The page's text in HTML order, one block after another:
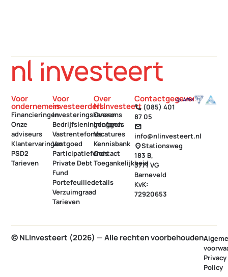
Voor
ondernemers
Financieringen
Onze
adviseurs
Klantervaringen
PSD2
Tarieven
Voor
investeerders
Investeringskansen
Bedrijfsleningenfonds
Vastrentefonds
Vastgoed
Participatiefonds
Private Debt
Fund
Portefeuilledetails
Verzuimgraad
Tarieven
Over
NLInvesteert
Over ons
Inloggen
Vacatures
Kennisbank
Contact
Toegankelijkheid
Contactgegevens
call (085) 401
87 05
mail
info@nlinvesteert.nl
location_onStationsweg
183 B,
3771 VG
Barneveld
KvK:
72920653
© NLInvesteert (2026) — Alle rechten voorbehouden
Privacy
Policy